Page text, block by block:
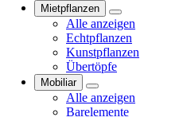
Mietpflanzen
Alle anzeigen
Echtpflanzen
Kunstpflanzen
Übertöpfe
Mobiliar
Alle anzeigen
Barelemente